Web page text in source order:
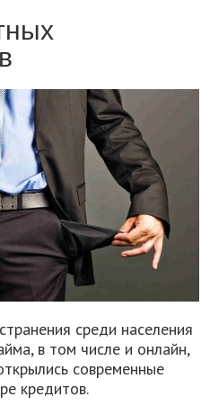
среди населения
в том числе и онлайн,
современные
кредитов.